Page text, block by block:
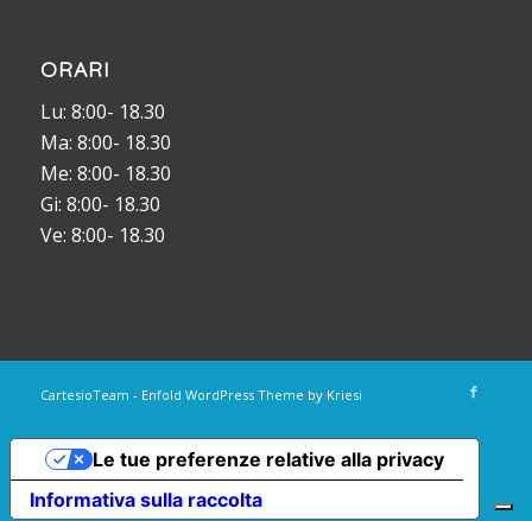
ORARI
Lu: 8:00- 18.30
Ma: 8:00- 18.30
Me: 8:00- 18.30
Gi: 8:00- 18.30
Ve: 8:00- 18.30
CartesioTeam - Enfold WordPress Theme by Kriesi
Informativa sulla raccolta
Le tue preferenze relative alla privacy